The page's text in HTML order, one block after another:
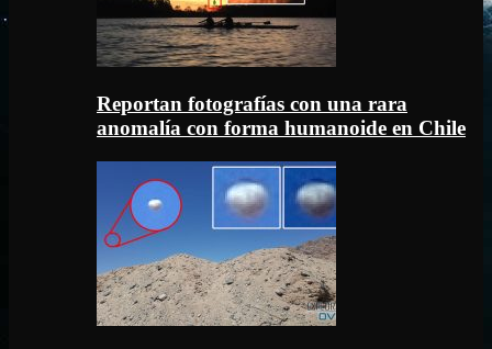
Reportan fotografías con una rara
anomalía con forma humanoide en Chile